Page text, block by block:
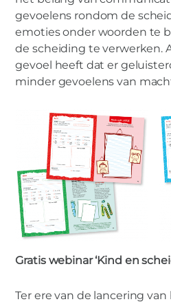
gevoelens rondom de
emoties onder woorden te
de scheiding te verwerken.
gevoel heeft dat er
minder gevoelens van
Gratis webinar ‘Kind en
Ter ere van de lancering van